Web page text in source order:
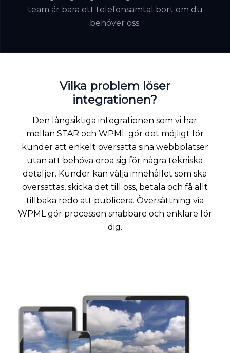
team är bara ett telefonsamtal bort om du
behöver oss.
Vilka problem löser
integrationen?
Den långsiktiga integrationen som vi har
mellan STAR och WPML gör det möjligt för
kunder att enkelt översätta sina webbplatser
utan att behöva oroa sig för några tekniska
detaljer. Kunder kan välja innehållet som ska
översättas, skicka det till oss, betala och få allt
tillbaka redo att publicera. Översättning via
WPML gör processen snabbare och enklare för
dig.